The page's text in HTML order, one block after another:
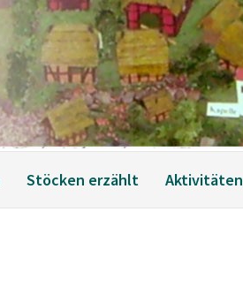
Stöcken erzählt Aktivitäten